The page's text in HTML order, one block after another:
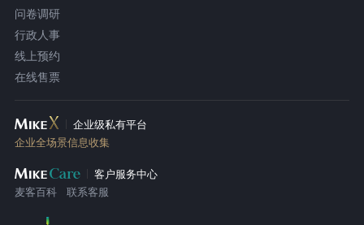
问卷调研
行政人事
线上预约
在线售票
企业级私有平台
企业全场景信息收集
客户服务中心
麦客百科
联系客服